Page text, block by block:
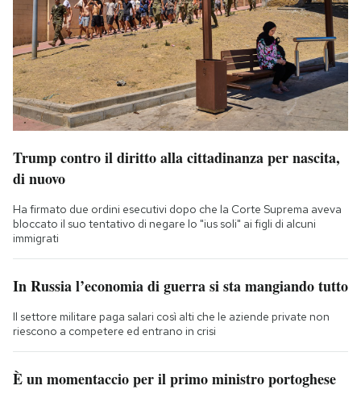
Trump contro il diritto alla cittadinanza per nascita,
di nuovo
Ha firmato due ordini esecutivi dopo che la Corte Suprema aveva
bloccato il suo tentativo di negare lo "ius soli" ai figli di alcuni
immigrati
In Russia l’economia di guerra si sta mangiando tutto
Il settore militare paga salari così alti che le aziende private non
riescono a competere ed entrano in crisi
È un momentaccio per il primo ministro portoghese